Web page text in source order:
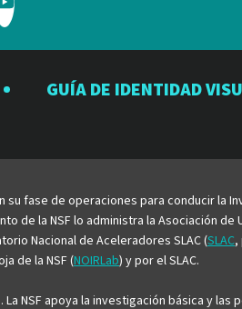
Visite
el
Observatorio
GUÍA DE IDENTIDAD
su fase de operaciones para conducir la
de la NSF lo administra la Asociación de
Nacional de Aceleradores SLAC (SLAC,
de la NSF (NOIRLab) y por el SLAC.
NSF apoya la investigación básica y